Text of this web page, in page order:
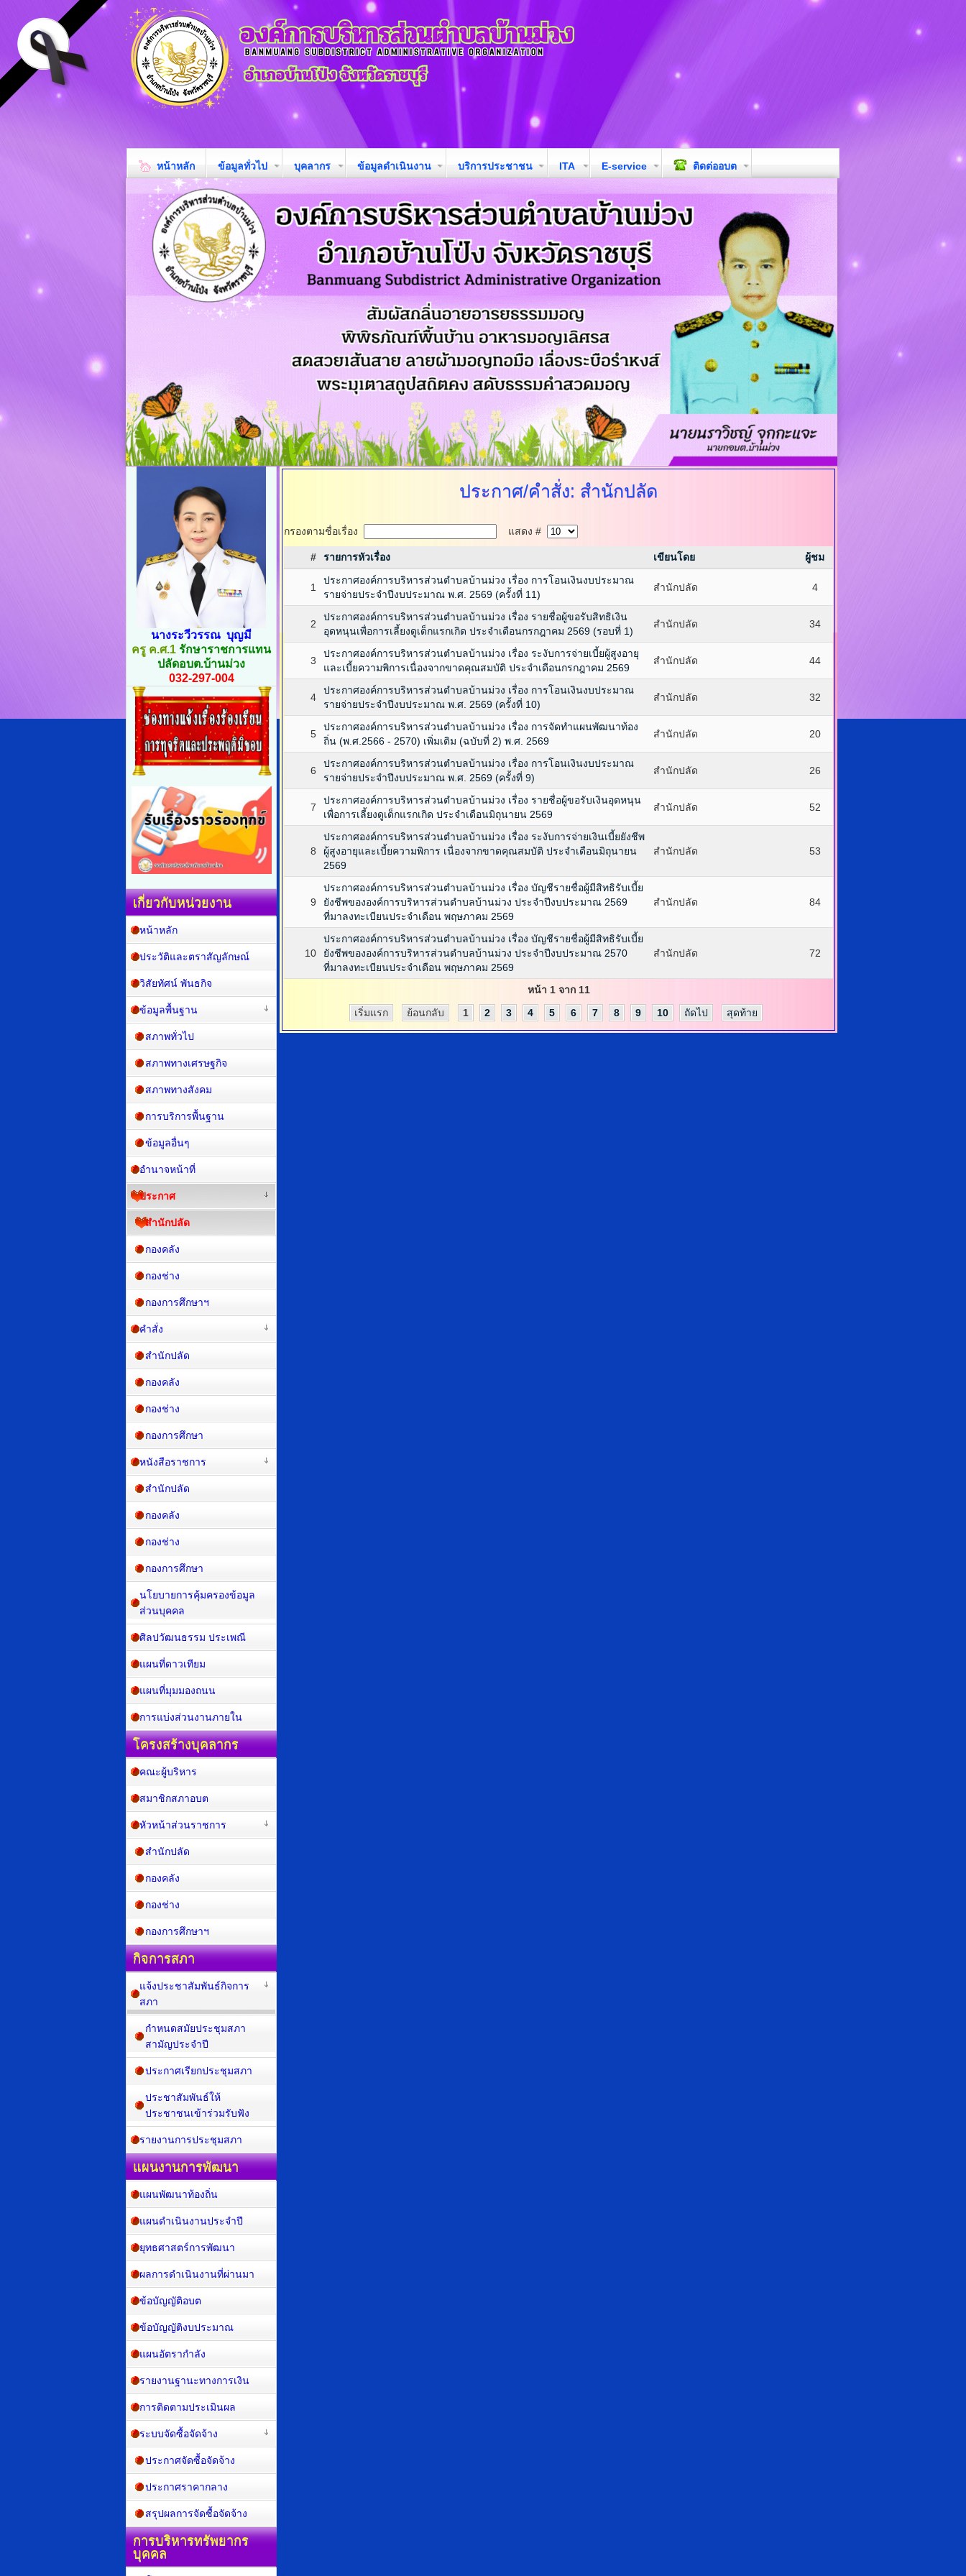
หน้าหลัก ข้อมูลทั่วไป บุคลากร ข้อมูลดำเนินงาน บริการประชาชน ITA E-service ติดต่ออบต
ประกาศ/คำสั่ง: สำนักปลัด
กรองตามชื่อเรื่อง แสดง #
# รายการหัวเรื่อง เขียนโดย ผู้ชม
1
ประกาศองค์การบริหารส่วนตำบลบ้านม่วง เรื่อง การโอนเงินงบประมาณ
รายจ่ายประจำปีงบประมาณ พ.ศ. 2569 (ครั้งที่ 11)
สำนักปลัด 4
2
ประกาศองค์การบริหารส่วนตำบลบ้านม่วง เรื่อง รายชื่อผู้ขอรับสิทธิเงิน
อุดหนุนเพื่อการเลี้ยงดูเด็กแรกเกิด ประจำเดือนกรกฎาคม 2569 (รอบที่ 1)
สำนักปลัด 34
3
ประกาศองค์การบริหารส่วนตำบลบ้านม่วง เรื่อง ระงับการจ่ายเบี้ยผู้สูงอายุ
และเบี้ยความพิการเนื่องจากขาดคุณสมบัติ ประจำเดือนกรกฎาคม 2569
สำนักปลัด 44
4
ประกาศองค์การบริหารส่วนตำบลบ้านม่วง เรื่อง การโอนเงินงบประมาณ
รายจ่ายประจำปีงบประมาณ พ.ศ. 2569 (ครั้งที่ 10)
สำนักปลัด 32
5
ประกาศองค์การบริหารส่วนตำบลบ้านม่วง เรื่อง การจัดทำแผนพัฒนาท้อง
ถิ่น (พ.ศ.2566 - 2570) เพิ่มเติม (ฉบับที่ 2) พ.ศ. 2569
สำนักปลัด 20
6
ประกาศองค์การบริหารส่วนตำบลบ้านม่วง เรื่อง การโอนเงินงบประมาณ
รายจ่ายประจำปีงบประมาณ พ.ศ. 2569 (ครั้งที่ 9)
สำนักปลัด 26
7
ประกาศองค์การบริหารส่วนตำบลบ้านม่วง เรื่อง รายชื่อผู้ขอรับเงินอุดหนุน
เพื่อการเลี้ยงดูเด็กแรกเกิด ประจำเดือนมิถุนายน 2569
สำนักปลัด 52
8
ประกาศองค์การบริหารส่วนตำบลบ้านม่วง เรื่อง ระงับการจ่ายเงินเบี้ยยังชีพ
ผู้สูงอายุและเบี้ยความพิการ เนื่องจากขาดคุณสมบัติ ประจำเดือนมิถุนายน
2569
สำนักปลัด 53
9
ประกาศองค์การบริหารส่วนตำบลบ้านม่วง เรื่อง บัญชีรายชื่อผู้มีสิทธิรับเบี้ย
ยังชีพขององค์การบริหารส่วนตำบลบ้านม่วง ประจำปีงบประมาณ 2569
ที่มาลงทะเบียนประจำเดือน พฤษภาคม 2569
สำนักปลัด 84
10
ประกาศองค์การบริหารส่วนตำบลบ้านม่วง เรื่อง บัญชีรายชื่อผู้มีสิทธิรับเบี้ย
ยังชีพขององค์การบริหารส่วนตำบลบ้านม่วง ประจำปีงบประมาณ 2570
ที่มาลงทะเบียนประจำเดือน พฤษภาคม 2569
สำนักปลัด 72
หน้า 1 จาก 11
เริ่มแรก
ย้อนกลับ 1 2 3 4 5 6 7 8 9 10 ถัดไป สุดท้าย
นางระวีวรรณ บุญมี
ครู ค.ศ.1 รักษาราชการแทน
ปลัดอบต.บ้านม่วง
032-297-004
เกี่ยวกับหน่วยงาน
หน้าหลัก
ประวัติและตราสัญลักษณ์
วิสัยทัศน์ พันธกิจ
ข้อมูลพื้นฐาน
สภาพทั่วไป
สภาพทางเศรษฐกิจ
สภาพทางสังคม
การบริการพื้นฐาน
ข้อมูลอื่นๆ
อำนาจหน้าที่
ประกาศ
สำนักปลัด
กองคลัง
กองช่าง
กองการศึกษาฯ
คำสั่ง
สำนักปลัด
กองคลัง
กองช่าง
กองการศึกษา
หนังสือราชการ
สำนักปลัด
กองคลัง
กองช่าง
กองการศึกษา
นโยบายการคุ้มครองข้อมูล
ส่วนบุคคล
ศิลปวัฒนธรรม ประเพณี
แผนที่ดาวเทียม
แผนที่มุมมองถนน
การแบ่งส่วนงานภายใน
โครงสร้างบุคลากร
คณะผู้บริหาร
สมาชิกสภาอบต
หัวหน้าส่วนราชการ
สำนักปลัด
กองคลัง
กองช่าง
กองการศึกษาฯ
กิจการสภา
แจ้งประชาสัมพันธ์กิจการ
สภา
กำหนดสมัยประชุมสภา
สามัญประจำปี
ประกาศเรียกประชุมสภา
ประชาสัมพันธ์ให้
ประชาชนเข้าร่วมรับฟัง
รายงานการประชุมสภา
แผนงานการพัฒนา
แผนพัฒนาท้องถิ่น
แผนดำเนินงานประจำปี
ยุทธศาสตร์การพัฒนา
ผลการดำเนินงานที่ผ่านมา
ข้อบัญญัติอบต
ข้อบัญญัติงบประมาณ
แผนอัตรากำลัง
รายงานฐานะทางการเงิน
การติดตามประเมินผล
ระบบจัดซื้อจัดจ้าง
ประกาศจัดซื้อจัดจ้าง
ประกาศราคากลาง
สรุปผลการจัดซื้อจัดจ้าง
การบริหารทรัพยากร
บุคคล